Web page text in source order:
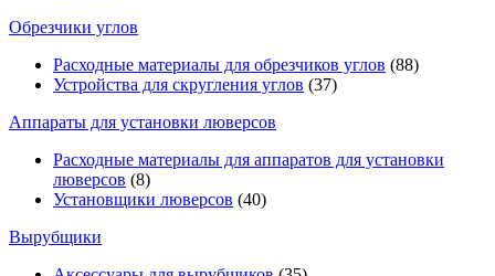
Обрезчики углов
Расходные материалы для обрезчиков углов (88)
Устройства для скругления углов (37)
Аппараты для установки люверсов
Расходные материалы для аппаратов для установки
люверсов (8)
Установщики люверсов (40)
Вырубщики